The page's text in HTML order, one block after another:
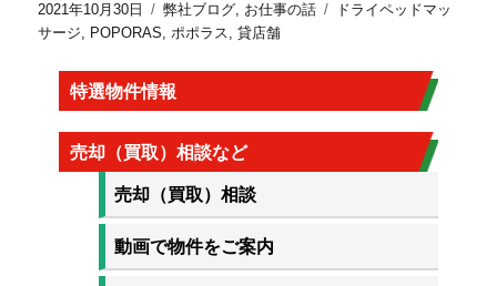
2021年10月30日 弊社ブログ, お仕事の話
ドライペッドマッ
サージ, POPORAS,ポポラス,貸店舗
特選物件情報
売却（買取）相談など
売却（買取）相談
動画で物件をご案内